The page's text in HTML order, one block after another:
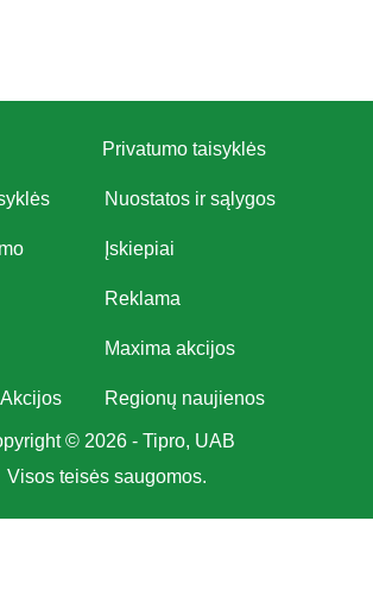
Privatumo taisyklės
Nuostatos ir sąlygos
Įskiepiai
Reklama
Maxima akcijos
Regionų naujienos
© 2026 - Tipro, UAB
Visos teisės saugomos.